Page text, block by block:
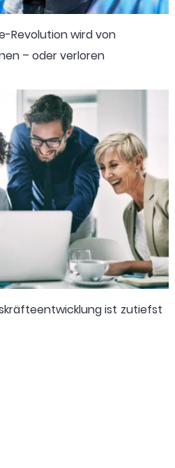
Revolution wird von
– oder verloren
ist zutiefst